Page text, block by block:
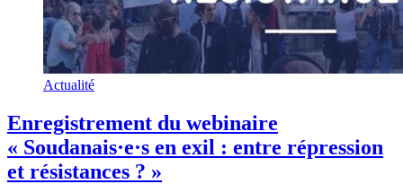
Actualité
Enregistrement du webinaire
« Soudanais·e·s en exil : entre répression
et résistances ? »